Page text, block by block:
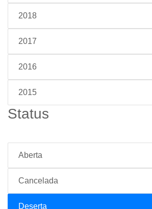
2018
2017
2016
2015
Status
Aberta
Cancelada
Deserta